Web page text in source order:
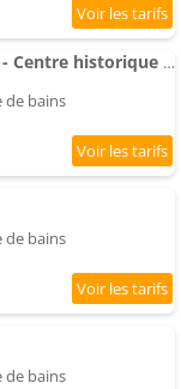
Appartement Duplex cosy - Centre historique - Fibre WiFi
de bains
de bains
de bains